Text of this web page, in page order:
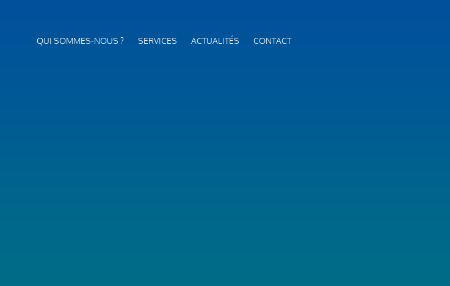
QUI SOMMES-NOUS ? SERVICES ACTUALITÉS CONTACT